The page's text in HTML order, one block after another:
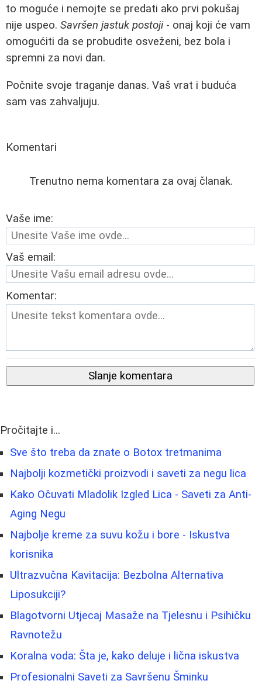
to moguće i nemojte se predati ako prvi pokušaj
nije uspeo. Savršen jastuk postoji- onaj koji će vam
omogućiti da se probudite osveženi, bez bola i
spremni za novi dan.
Počnite svoje traganje danas. Vaš vrat i buduća
sam vas zahvaljuju.
Komentari
Trenutno nema komentara za ovaj članak.
Vaše ime:
Vaš email:
Komentar:
Slanje komentara
Pročitajte i...
Sve što treba da znate o Botox tretmanima
Najbolji kozmetički proizvodi i saveti za negu lica
Kako Očuvati Mladolik Izgled Lica - Saveti za Anti-
Aging Negu
Najbolje kreme za suvu kožu i bore - Iskustva
korisnika
Ultrazvučna Kavitacija: Bezbolna Alternativa
Liposukciji?
Blagotvorni Utjecaj Masaže na Tjelesnu i Psihičku
Ravnotežu
Koralna voda: Šta je, kako deluje i lična iskustva
Profesionalni Saveti za Savršenu Šminku